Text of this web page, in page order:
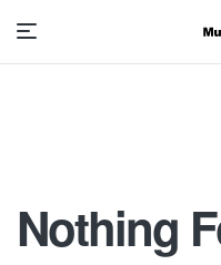
ve
Nothing